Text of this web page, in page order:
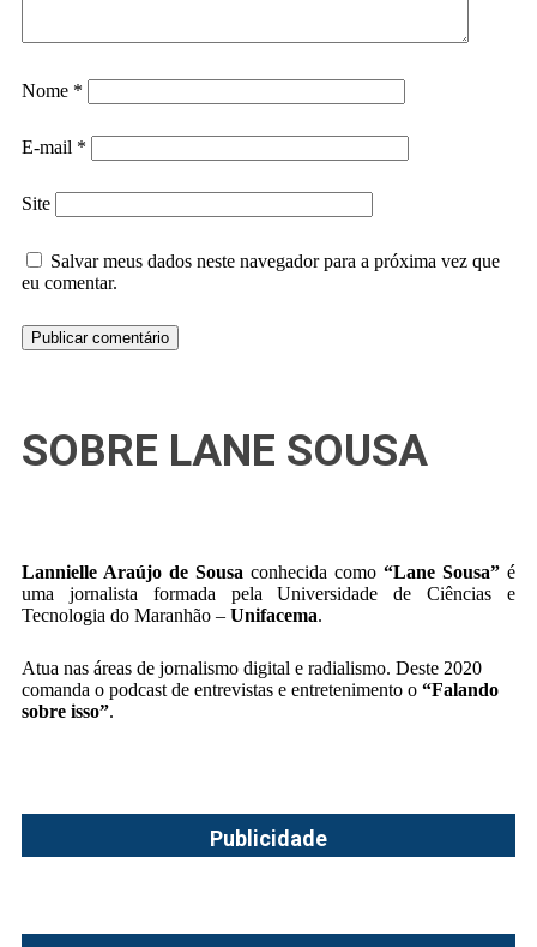
Nome *
E-mail *
Site
Salvar meus dados neste navegador para a próxima vez que
eu comentar.
SOBRE LANE SOUSA
Lannielle Araújo de Sousa conhecida como “Lane Sousa” é
uma jornalista formada pela Universidade de Ciências e
Tecnologia do Maranhão – Unifacema.
Atua nas áreas de jornalismo digital e radialismo. Deste 2020
comanda o podcast de entrevistas e entretenimento o “Falando
sobre isso”.
Publicidade